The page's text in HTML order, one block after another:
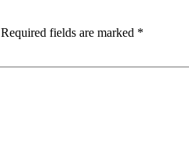
Required fields are marked *